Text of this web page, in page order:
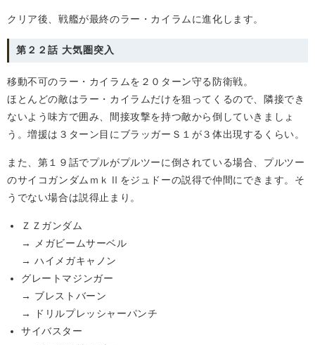
クリア後、戦艦が最終のラー・カイラムに進化します。
第２２話 大気圏突入
移動不可のラー・カイラムを２０ターン守る防衛戦。
ほとんどの敵はラー・カイラムだけを狙ってくるので、隣接でき
ないよう味方で囲み、間接攻撃を持つ敵から倒していきましょ
う。増援は３ターン目にブラッガーＳ１が３体出現するくらい。
また、第１９話でプルがプルツーに倒されている場合、プルツー
のサイコガンダムｍｋⅡをジュドーの説得で仲間にできます。そ
うでない場合は説得止まり。
ＺＺガンダム
→ メガビームサーベル
→ ハイメガキャノン
グレートマジンガー
→ ブレストバーン
→ ドリルプレッシャーパンチ
サイバスター